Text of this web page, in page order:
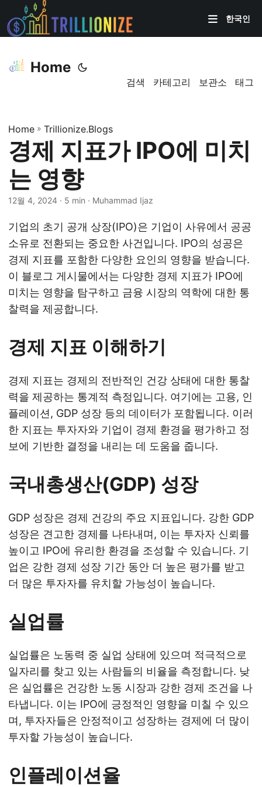
한국인
Home
검색 카테고리 보관소 태그
Home » Trillionize.Blogs
경제 지표가 IPO에 미치
는 영향
12월 4, 2024 · 5 min · Muhammad Ijaz
기업의 초기 공개 상장(IPO)은 기업이 사유에서 공공
소유로 전환되는 중요한 사건입니다. IPO의 성공은
경제 지표를 포함한 다양한 요인의 영향을 받습니다.
이 블로그 게시물에서는 다양한 경제 지표가 IPO에
미치는 영향을 탐구하고 금융 시장의 역학에 대한 통
찰력을 제공합니다.
경제 지표 이해하기
경제 지표는 경제의 전반적인 건강 상태에 대한 통찰
력을 제공하는 통계적 측정입니다. 여기에는 고용, 인
플레이션, GDP 성장 등의 데이터가 포함됩니다. 이러
한 지표는 투자자와 기업이 경제 환경을 평가하고 정
보에 기반한 결정을 내리는 데 도움을 줍니다.
국내총생산(GDP) 성장
GDP 성장은 경제 건강의 주요 지표입니다. 강한 GDP
성장은 견고한 경제를 나타내며, 이는 투자자 신뢰를
높이고 IPO에 유리한 환경을 조성할 수 있습니다. 기
업은 강한 경제 성장 기간 동안 더 높은 평가를 받고
더 많은 투자자를 유치할 가능성이 높습니다.
실업률
실업률은 노동력 중 실업 상태에 있으며 적극적으로
일자리를 찾고 있는 사람들의 비율을 측정합니다. 낮
은 실업률은 건강한 노동 시장과 강한 경제 조건을 나
타냅니다. 이는 IPO에 긍정적인 영향을 미칠 수 있으
며, 투자자들은 안정적이고 성장하는 경제에 더 많이
투자할 가능성이 높습니다.
인플레이션율